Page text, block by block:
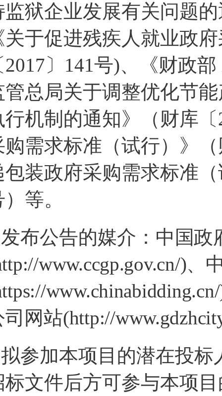
监狱企业发展有关问题
关于促进残疾人就业政
2017〕141号)、《财政
管总局关于调整优化节
行机制的通知》（财库
购需求标准（试行）》
包装政府采购需求标准
等。
布公告的媒介： 中国政
www.ccgp.gov.cn/)、
司网站(http://
参加本项目的潜在投
标文件后方可参与本项